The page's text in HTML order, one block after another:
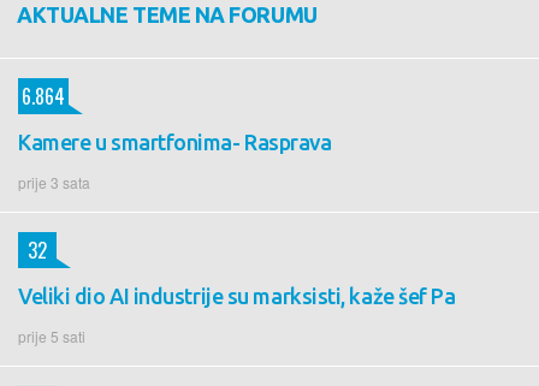
AKTUALNE TEME NA FORUMU
Kamere u smartfonima- Rasprava
prije 3 sata
6.864
Veliki dio AI industrije su marksisti, kaže šef Pa
prije 5 sati
32